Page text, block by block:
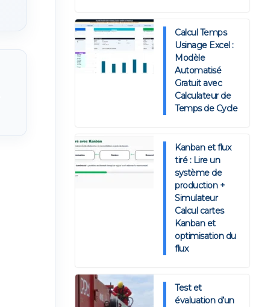
Calcul Temps
Usinage Excel :
Modèle
Automatisé
Gratuit avec
Calculateur de
Temps de Cycle
Kanban et flux
tiré : Lire un
système de
production +
Simulateur
Calcul cartes
Kanban et
optimisation du
flux
Test et
évaluation d’un